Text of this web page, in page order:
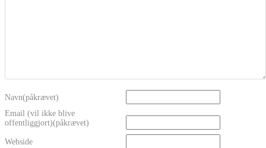
Navn(påkrævet)
Email (vil ikke blive
offentliggjort)(påkrævet)
Webside